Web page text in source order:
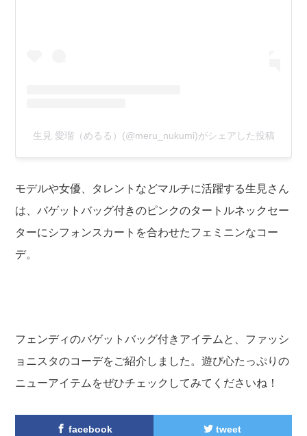
生見 愛瑠（めるる）(@meru_nukumi)がシェアした投稿
モデルや女優、タレントなどマルチに活躍する生見さん
は、バゲットバッグ付きのピンクのタートルネックセー
ターにシフォンスカートを合わせたフェミニンなコー
デ。
フェンディのバゲットバッグ付きアイテムと、ファッシ
ョニスタのコーデをご紹介しました。遊び心たっぷりの
ニューアイテムをぜひチェックしてみてくださいね！
facebook tweet